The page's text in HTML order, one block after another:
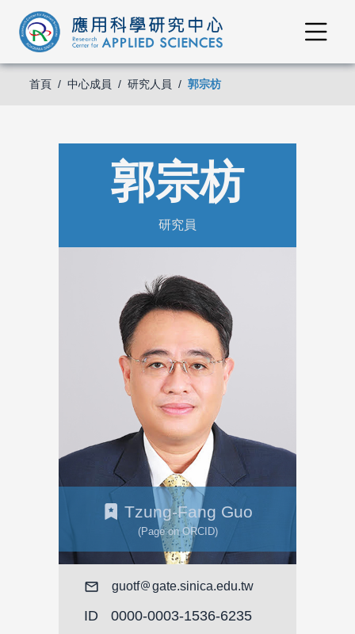
首頁 中心成員 研究人員 郭宗枋
郭宗枋
研究員
Tzung-Fang Guo
(Page on ORCID)
Mail guotf gate.sinica.edu.tw
ID 0000-0003-1536-6235